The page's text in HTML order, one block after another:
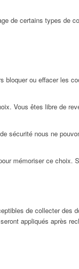
de certains types de
ou effacer les
Vous êtes libre de
sécurité nous ne
mémoriser ce choix.
de collecter des
appliqués après